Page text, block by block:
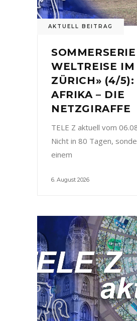
AKTUELL BEITRAG
WELTREISE IM
ZÜRICH» (4/5):
AFRIKA – DIE
NETZGIRAFFE
TELE Z aktuell vom
Nicht in 80 Tagen,
einem
6. August 2026